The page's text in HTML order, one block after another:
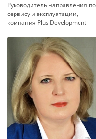
Руководитель направления по
сервису и эксплуатации,
компания Plus Development